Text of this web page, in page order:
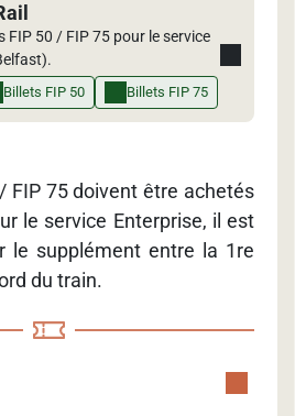
FIP 50 / FIP 75 pour le service
Billets FIP 50 Billets FIP 75
FIP 75 doivent être achetés
le service Enterprise, il est
le supplément entre la 1re
du train.